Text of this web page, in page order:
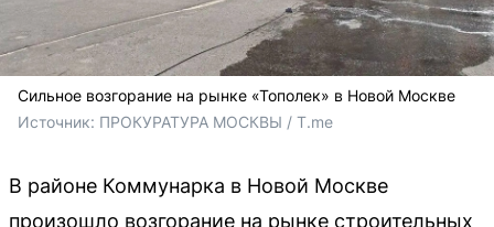
Сильное возгорание на рынке «Тополек» в Новой Москве
Источник: ПРОКУРАТУРА МОСКВЫ / T.me
В районе Коммунарка в Новой Москве
произошло возгорание на рынке строительных